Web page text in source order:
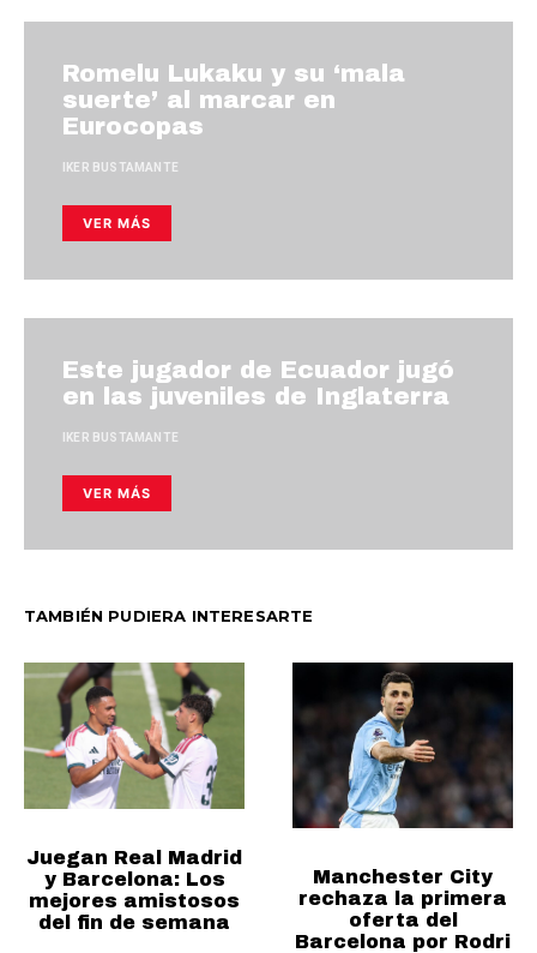
Romelu Lukaku y su ‘mala
suerte’ al marcar en
Eurocopas
IKER BUSTAMANTE
VER MÁS
Este jugador de Ecuador jugó
en las juveniles de Inglaterra
IKER BUSTAMANTE
VER MÁS
TAMBIÉN PUDIERA INTERESARTE
Juegan Real Madrid
y Barcelona: Los
mejores amistosos
del fin de semana
Manchester City
rechaza la primera
oferta del
Barcelona por Rodri